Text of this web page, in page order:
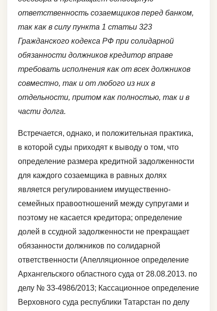
ответственность созаемщиков перед банком,
так как в силу пункта 1 статьи 323
Гражданского кодекса РФ при солидарной
обязанности должников кредитор вправе
требовать исполнения как от всех должников
совместно, так и от любого из них в
отдельности, притом как полностью, так и в
части долга.
Встречается, однако, и положительная практика,
в которой суды приходят к выводу о том, что
определение размера кредитной задолженности
для каждого созаемщика в равных долях
является регулированием имущественно-
семейных правоотношений между супругами и
поэтому не касается кредитора; определение
долей в ссудной задолженности не прекращает
обязанности должников по солидарной
ответственности (Апелляционное определение
Архангельского областного суда от 28.08.2013. по
делу № 33-4986/2013; Кассационное определение
Верховного суда республики Татарстан по делу